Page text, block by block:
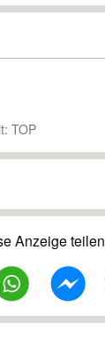
TOP
Anzeige teilen